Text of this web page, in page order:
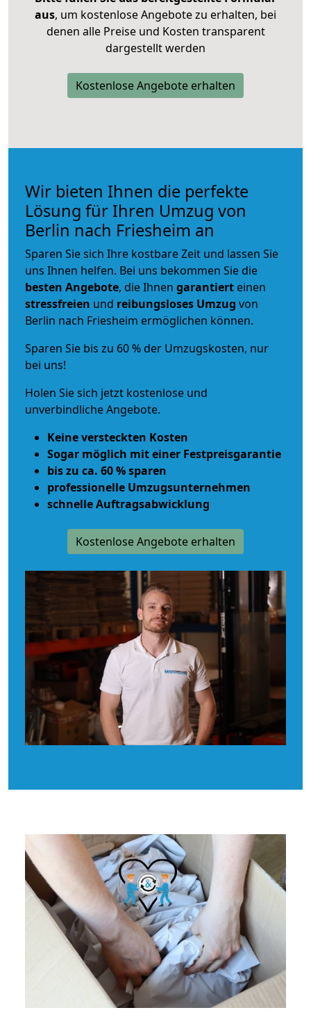
aus, um kostenlose Angebote zu erhalten, bei
denen alle Preise und Kosten transparent
dargestellt werden
Kostenlose Angebote erhalten
Wir bieten Ihnen die perfekte
Lösung für Ihren Umzug von
Berlin nach Friesheim an
Sparen Sie sich Ihre kostbare Zeit und lassen Sie
uns Ihnen helfen. Bei uns bekommen Sie die
besten Angebote, die Ihnen garantiert einen
stressfreien und reibungsloses Umzug von
Berlin nach Friesheim ermöglichen können.
Sparen Sie bis zu 60 % der Umzugskosten, nur
bei uns!
Holen Sie sich jetzt kostenlose und
unverbindliche Angebote.
Keine versteckten Kosten
Sogar möglich mit einer Festpreisgarantie
bis zu ca. 60 % sparen
professionelle Umzugsunternehmen
schnelle Auftragsabwicklung
Kostenlose Angebote erhalten